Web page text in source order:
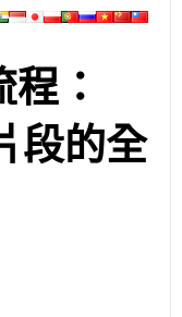
：
段的全